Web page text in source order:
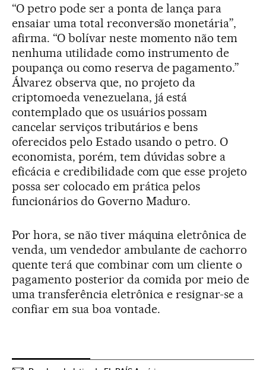
“O petro pode ser a ponta de lança para
ensaiar uma total reconversão monetária”,
afirma. “O bolívar neste momento não tem
nenhuma utilidade como instrumento de
poupança ou como reserva de pagamento.”
Álvarez observa que, no projeto da
criptomoeda venezuelana, já está
contemplado que os usuários possam
cancelar serviços tributários e bens
oferecidos pelo Estado usando o petro. O
economista, porém, tem dúvidas sobre a
eficácia e credibilidade com que esse projeto
possa ser colocado em prática pelos
funcionários do Governo Maduro.
Por hora, se não tiver máquina eletrônica de
venda, um vendedor ambulante de cachorro
quente terá que combinar com um cliente o
pagamento posterior da comida por meio de
uma transferência eletrônica e resignar-se a
confiar em sua boa vontade.